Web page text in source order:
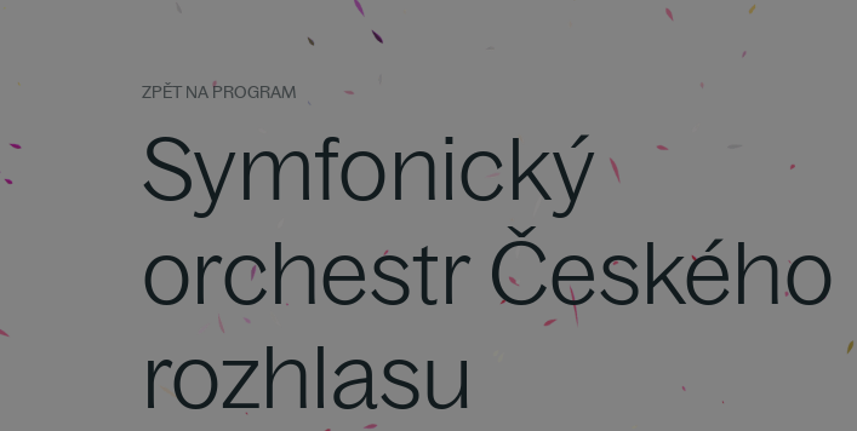
ZPĚT NA PROGRAM
Symfonický
orchestr Českého
rozhlasu